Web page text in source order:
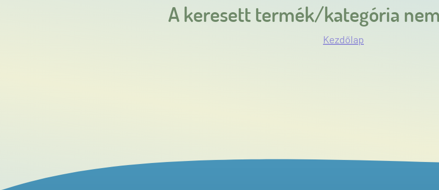
A keresett termék/kategória
Kezdőlap